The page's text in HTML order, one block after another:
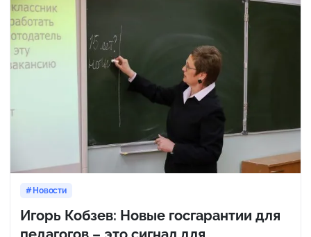
Новости
Игорь Кобзев: Новые госгарантии для